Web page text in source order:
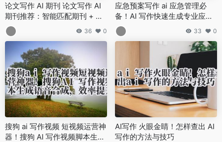
论文写作 AI 期刊 论文写作 AI
期刊推荐：智能匹配期刊 + 格
式优化，投稿命中率提升 3
0%！
36 0
应急预案写作 ai 应急管理必
备！AI 写作快速生成专业应急
预案的模板与技巧
33 0
搜狗 ai 写作视频 短视频运营神
器！搜狗 AI 写作视频脚本生成
AI写作 火眼金睛！怎样查出 AI
写作的方法与技巧